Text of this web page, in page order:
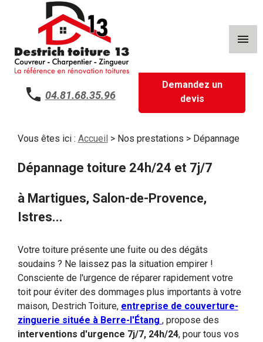
menu
04.81.68.35.96
Demandez un
devis
Vous êtes ici : Accueil > Nos prestations > Dépannage
Dépannage toiture 24h/24 et 7j/7
à Martigues, Salon-de-Provence,
Istres...
Votre toiture présente une fuite ou des dégâts
soudains ? Ne laissez pas la situation empirer !
Consciente de l'urgence de réparer rapidement votre
toit pour éviter des dommages plus importants à votre
maison, Destrich Toiture, entreprise de couverture-
zinguerie située à Berre-l'Étang , propose des
interventions d'urgence 7j/7, 24h/24, pour tous vos
Panneau de gestion des cookies